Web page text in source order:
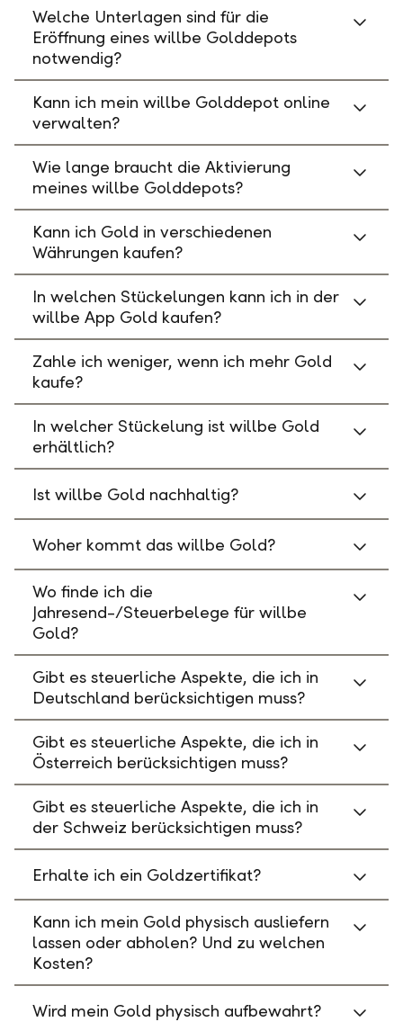
Welche Unterlagen sind für die
Eröffnung eines willbe Golddepots
notwendig?
Kann ich mein willbe Golddepot online
verwalten?
Wie lange braucht die Aktivierung
meines willbe Golddepots?
Kann ich Gold in verschiedenen
Währungen kaufen?
In welchen Stückelungen kann ich in der
willbe App Gold kaufen?
Zahle ich weniger, wenn ich mehr Gold
kaufe?
In welcher Stückelung ist willbe Gold
erhältlich?
Ist willbe Gold nachhaltig?
Woher kommt das willbe Gold?
Wo finde ich die
Jahresend-/Steuerbelege für willbe
Gold?
Gibt es steuerliche Aspekte, die ich in
Deutschland berücksichtigen muss?
Gibt es steuerliche Aspekte, die ich in
Österreich berücksichtigen muss?
Gibt es steuerliche Aspekte, die ich in
der Schweiz berücksichtigen muss?
Erhalte ich ein Goldzertifikat?
Kann ich mein Gold physisch ausliefern
lassen oder abholen? Und zu welchen
Kosten?
Wird mein Gold physisch aufbewahrt?